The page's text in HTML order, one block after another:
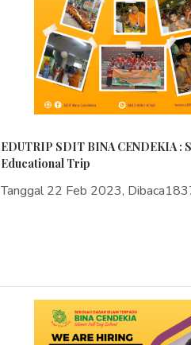
EDUTRIP SDIT BINA CENDEKIA :
Educational Trip
Tanggal 22 Feb 2023,